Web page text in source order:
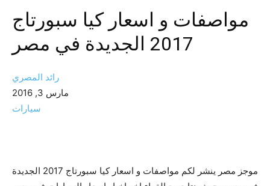
مواصفات و اسعار كيا سبورتاج
2017 الجديدة في مصر
رائد المصري
مارس 3, 2016
سيارات
موجز مصر ينشر لكم مواصفات و اسعار كيا سبورتاج 2017 الجديدة